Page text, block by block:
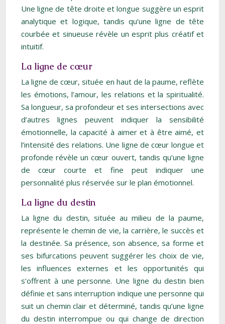
Une ligne de tête droite et longue suggère un esprit
analytique et logique, tandis qu’une ligne de tête
courbée et sinueuse révèle un esprit plus créatif et
intuitif.
La ligne de cœur
La ligne de cœur, située en haut de la paume, reflète
les émotions, l’amour, les relations et la spiritualité.
Sa longueur, sa profondeur et ses intersections avec
d’autres lignes peuvent indiquer la sensibilité
émotionnelle, la capacité à aimer et à être aimé, et
l’intensité des relations. Une ligne de cœur longue et
profonde révèle un cœur ouvert, tandis qu’une ligne
de cœur courte et fine peut indiquer une
personnalité plus réservée sur le plan émotionnel.
La ligne du destin
La ligne du destin, située au milieu de la paume,
représente le chemin de vie, la carrière, le succès et
la destinée. Sa présence, son absence, sa forme et
ses bifurcations peuvent suggérer les choix de vie,
les influences externes et les opportunités qui
s’offrent à une personne. Une ligne du destin bien
définie et sans interruption indique une personne qui
suit un chemin clair et déterminé, tandis qu’une ligne
du destin interrompue ou qui change de direction